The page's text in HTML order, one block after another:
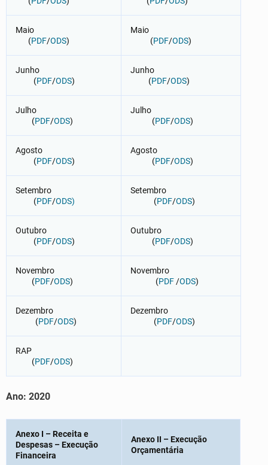
Maio
(PDF/ODS)
Maio
(PDF/ODS)
Junho
(PDF/ODS)
Junho
(PDF/ODS)
Julho
(PDF/ODS)
Julho
(PDF/ODS)
Agosto
(PDF/ODS)
Agosto
(PDF/ODS)
Setembro
(PDF/ODS)
Setembro
(PDF/ODS)
Outubro
(PDF/ODS)
Outubro
(PDF/ODS)
Novembro
(PDF/ODS)
Novembro
(PDF /ODS)
Dezembro
(PDF/ODS)
Dezembro
(PDF/ODS)
RAP
(PDF/ODS)
Ano: 2020
Anexo I – Receita e
Despesas – Execução
Financeira
Anexo II – Execução
Orçamentária